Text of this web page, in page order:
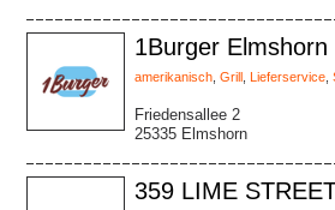
1Burger Elmshorn
amerikanisch Grill Lieferservice
Friedensallee 2
25335 Elmshorn
359 LIME